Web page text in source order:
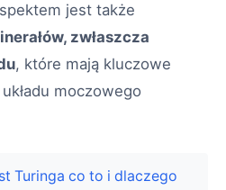
jest także
zwłaszcza
, które mają kluczowe
moczowego
Turinga co to i dlaczego